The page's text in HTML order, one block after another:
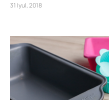
31 Iyul, 2018